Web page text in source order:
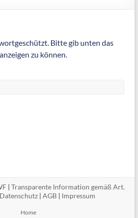
Bitte gib unten das
zu können.
|Transparente Information gemäß Art.
Datenschutz| AGB| Impressum
Home